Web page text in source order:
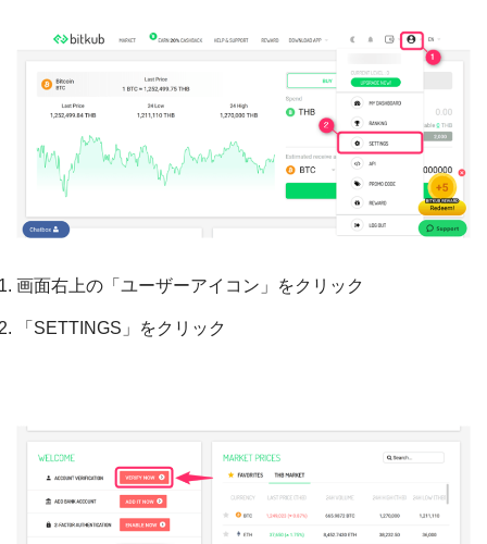
画面右上の「ユーザーアイコン」をクリック
「SETTINGS」をクリック